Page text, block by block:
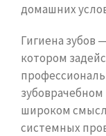
домашних
Гигиена зубов
котором
широком
системных